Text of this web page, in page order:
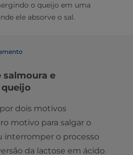
o queijo em uma
ele absorve o sal.
salmoura e
dois motivos
motivo para salgar o
interromper o processo
da lactose em ácido